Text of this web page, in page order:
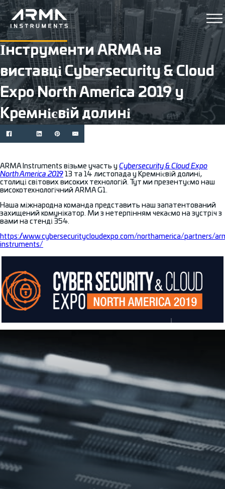
Інструменти ARMA на
виставці Cybersecurity & Cloud
Expo North America 2019 у
Кремнієвій долині
ARMA Instruments візьме участь у Cybersecurity & Cloud Expo
North America 2019 13 та 14 листопада у Кремнієвій долині,
столиці світових високих технологій. Тут ми презентуємо наш
високотехнологічний ARMA G1.
Наша міжнародна команда представить наш запатентований
захищений комунікатор. Ми з нетерпінням чекаємо на зустріч з
вами на стенді 354.
https://www.cybersecuritycloudexpo.com/northamerica/partners/
instruments/